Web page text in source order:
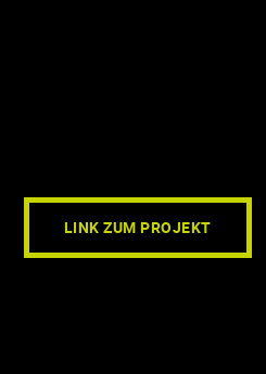
LINK ZUM PROJEKT